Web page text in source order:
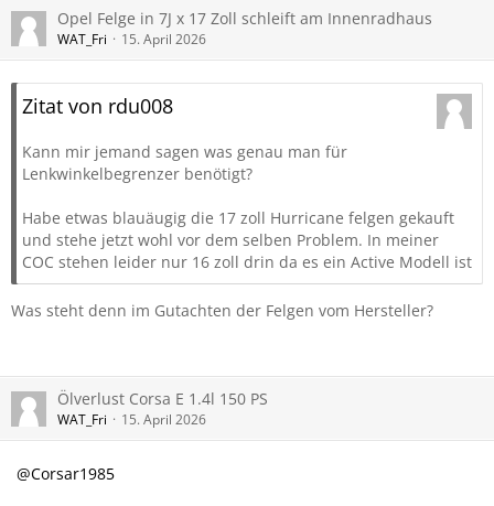
Opel Felge in 7J x 17 Zoll schleift am Innenradhaus
WAT_Fri 15. April 2026
Zitat von rdu008
Kann mir jemand sagen was genau man für
Lenkwinkelbegrenzer benötigt?
Habe etwas blauäugig die 17 zoll Hurricane felgen gekauft
und stehe jetzt wohl vor dem selben Problem. In meiner
COC stehen leider nur 16 zoll drin da es ein Active Modell ist
Was steht denn im Gutachten der Felgen vom Hersteller?
Ölverlust Corsa E 1.4l 150 PS
WAT_Fri 15. April 2026
Corsar1985